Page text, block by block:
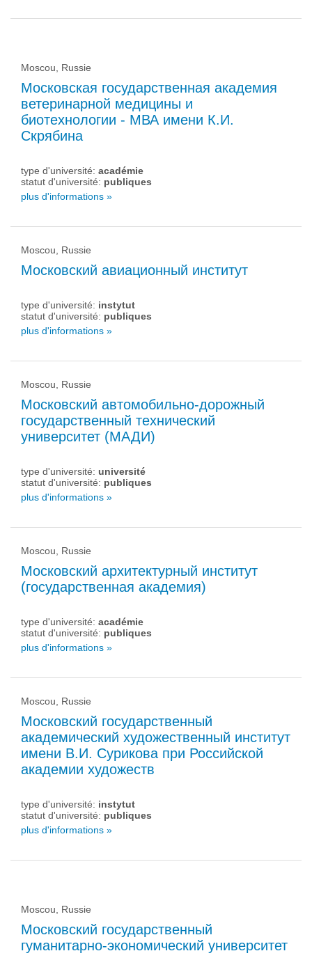
Moscou, Russie
Московская государственная академия
ветеринарной медицины и
биотехнологии - МВА имени К.И.
Скрябина
type d'université: académie
statut d'université: publiques
plus d'informations »
Moscou, Russie
Московский авиационный институт
type d'université: instytut
statut d'université: publiques
plus d'informations »
Moscou, Russie
Московский автомобильно-дорожный
государственный технический
университет (МАДИ)
type d'université: université
statut d'université: publiques
plus d'informations »
Moscou, Russie
Московский архитектурный институт
(государственная академия)
type d'université: académie
statut d'université: publiques
plus d'informations »
Moscou, Russie
Московский государственный
академический художественный институт
имени В.И. Сурикова при Российской
академии художеств
type d'université: instytut
statut d'université: publiques
plus d'informations »
Moscou, Russie
Московский государственный
гуманитарно-экономический университет